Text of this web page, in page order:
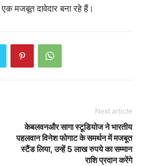
मजबूत दावेदार बना रहे हैं।
Next article
केबलवनऔर सागा स्टूडियोज ने भारतीय
पहलवान विनेश फोगाट के समर्थन में मजबूत
स्टैंड लिया, उन्हें 5 लाख रुपये का सम्मान
राशि प्रदान करेंगे